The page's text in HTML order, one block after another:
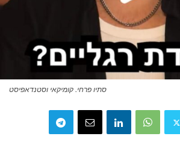
סתיו פרחי. קומיקאי וסטנדאפיסט